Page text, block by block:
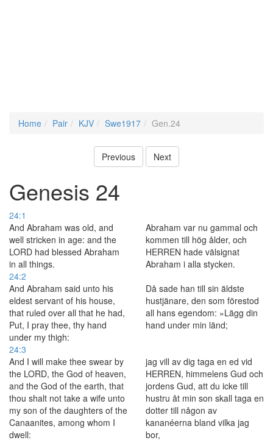
Home Pair KJV Swe1917 Gen.24
Previous Next
Genesis 24
24:1
And Abraham was old, and
well stricken in age: and the
LORD had blessed Abraham
in all things.
Abraham var nu gammal och
kommen till hög ålder, och
HERREN hade välsignat
Abraham i alla stycken.
24:2
And Abraham said unto his
eldest servant of his house,
that ruled over all that he had,
Put, I pray thee, thy hand
under my thigh:
Då sade han till sin äldste
hustjänare, den som förestod
all hans egendom: »Lägg din
hand under min länd;
24:3
And I will make thee swear by
the LORD, the God of heaven,
and the God of the earth, that
thou shalt not take a wife unto
my son of the daughters of the
Canaanites, among whom I
dwell:
jag vill av dig taga en ed vid
HERREN, himmelens Gud och
jordens Gud, att du icke till
hustru åt min son skall taga en
dotter till någon av
kananéerna bland vilka jag
bor,